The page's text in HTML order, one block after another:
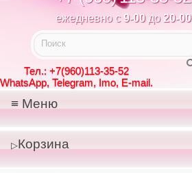
ежедневно с 9-00до 20-00
Тел.: +7(960)113-35-52
WhatsApp, Telegram, Imo, E-mail.
Меню
Корзина